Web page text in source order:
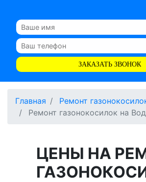
ЗАКАЗАТЬ ЗВОНОК
Главная
Ремонт
Ремонт газонокосилок на
ЦЕНЫ НА